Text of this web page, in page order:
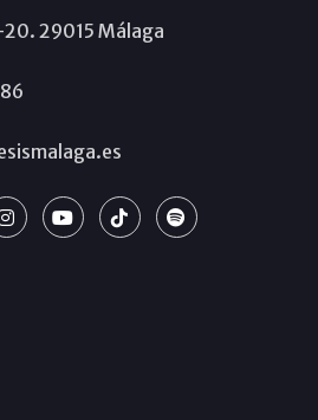
29015 Málaga